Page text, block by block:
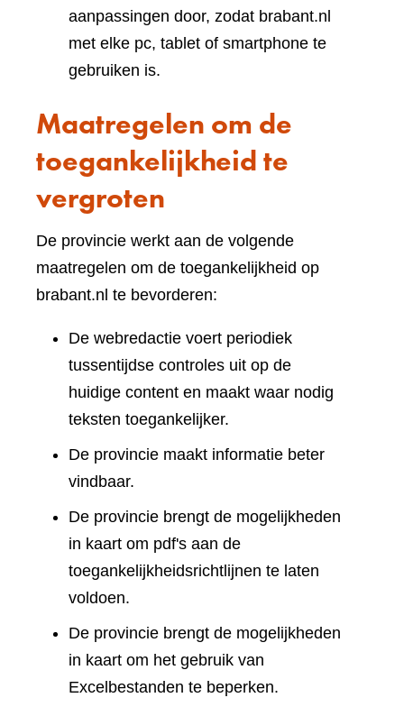
aanpassingen door, zodat brabant.nl
met elke pc, tablet of smartphone te
gebruiken is.
Maatregelen om de
toegankelijkheid te
vergroten
De provincie werkt aan de volgende
maatregelen om de toegankelijkheid op
brabant.nl te bevorderen:
De webredactie voert periodiek
tussentijdse controles uit op de
huidige content en maakt waar nodig
teksten toegankelijker.
De provincie maakt informatie beter
vindbaar.
De provincie brengt de mogelijkheden
in kaart om pdf's aan de
toegankelijkheidsrichtlijnen te laten
voldoen.
De provincie brengt de mogelijkheden
in kaart om het gebruik van
Excelbestanden te beperken.